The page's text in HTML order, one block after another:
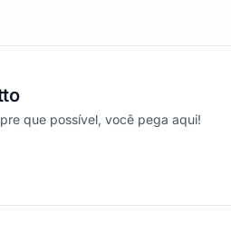
que possível, você pega aqui!